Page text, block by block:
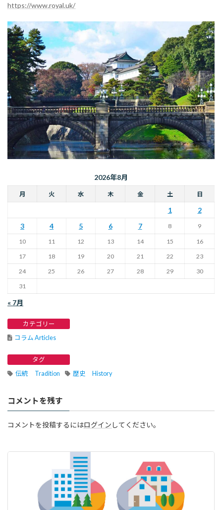
https://www.royal.uk/
2026年8月
月 火 水 木 金 土 日
1
2
3
4 5 6 7 8 9
10 11 12 13 14 15
16
17
18 19 20 21 22
23
24
25 26 27 28 29
30
31
« 7月
カテゴリー
コラム Articles
タグ
伝統 Tradition
歴史 History
コメントを残す
コメントを投稿するにはログイン してください。